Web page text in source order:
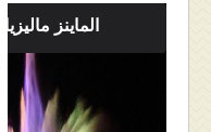
الماينز ماليزيا